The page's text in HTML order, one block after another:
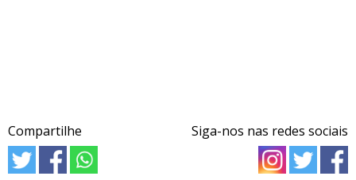
Compartilhe Siga-nos nas redes sociais